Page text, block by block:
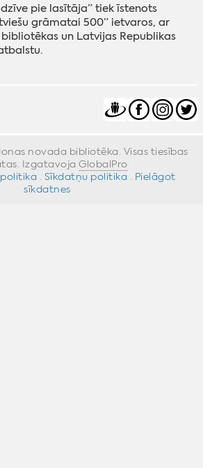
pie lasītāja” tiek īstenots
grāmatai 500” ietvaros, ar
un Latvijas Republikas
novada bibliotēka. Visas tiesības
IzgatavojaGlobalPro
· Sīkdatņu politika · Pielāgot
sīkdatnes